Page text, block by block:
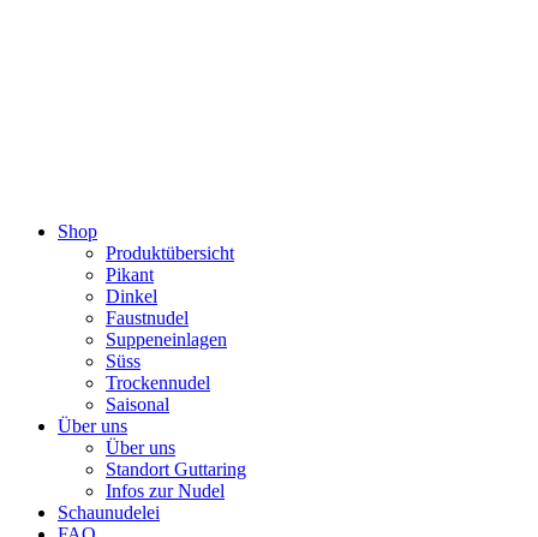
Shop
Produktübersicht
Pikant
Dinkel
Faustnudel
Suppeneinlagen
Süss
Trockennudel
Saisonal
Über uns
Über uns
Standort Guttaring
Infos zur Nudel
Schaunudelei